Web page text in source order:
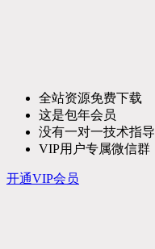
全站资源免费下载
这是包年会员
没有一对一技术指导
VIP用户专属微信群
开通VIP会员